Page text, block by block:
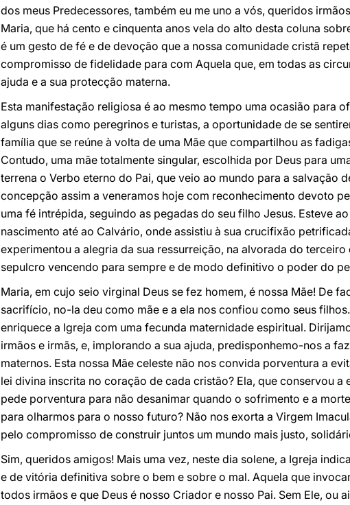
dos meus Predecessores, também eu me uno a vós, queridos
Maria, que há cento e cinquenta anos vela do alto desta coluna
é um gesto de fé e de devoção que a nossa comunidade cristã
compromisso de fidelidade para com Aquela que, em todas as
ajuda e a sua protecção materna.
Esta manifestação religiosa é ao mesmo tempo uma ocasião para
alguns dias como peregrinos e turistas, a oportunidade de se
família que se reúne à volta de uma Mãe que compartilhou as
Contudo, uma mãe totalmente singular, escolhida por Deus para
terrena o Verbo eterno do Pai, que veio ao mundo para a salvação
concepção assim a veneramos hoje com reconhecimento devoto
uma fé intrépida, seguindo as pegadas do seu filho Jesus. Esteve
nascimento até ao Calvário, onde assistiu à sua crucifixão
experimentou a alegria da sua ressurreição, na alvorada do
sepulcro vencendo para sempre e de modo definitivo o poder do
Maria, em cujo seio virginal Deus se fez homem, é nossa Mãe! De
sacrifício, no-la deu como mãe e a ela nos confiou como seus
enriquece a Igreja com uma fecunda maternidade espiritual.
irmãos e irmãs, e, implorando a sua ajuda, predisponhemo-nos a
maternos. Esta nossa Mãe celeste não nos convida porventura a
lei divina inscrita no coração de cada cristão? Ela, que conservou
pede porventura para não desanimar quando o sofrimento e a
para olharmos para o nosso futuro? Não nos exorta a Virgem
pelo compromisso de construir juntos um mundo mais justo,
Sim, queridos amigos! Mais uma vez, neste dia solene, a Igreja
e de vitória definitiva sobre o bem e sobre o mal. Aquela que
todos irmãos e que Deus é nosso Criador e nosso Pai. Sem Ele, ou